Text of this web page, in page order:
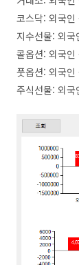
코스닥: 외국
지수선물: 외
콜옵션: 외국
풋옵션: 외국
주식선물: 외